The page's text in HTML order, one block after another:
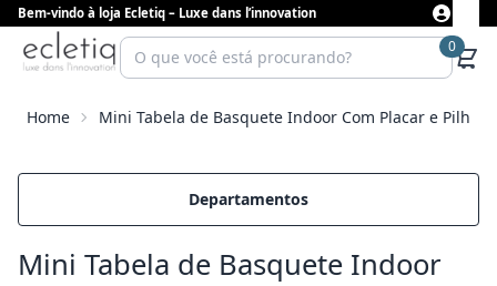
Bem-vindo à loja Ecletiq – Luxe dans l’innovation
0
Home Mini Tabela de Basquete Indoor Com Placar e
Departamentos
Mini Tabela de Basquete Indoor